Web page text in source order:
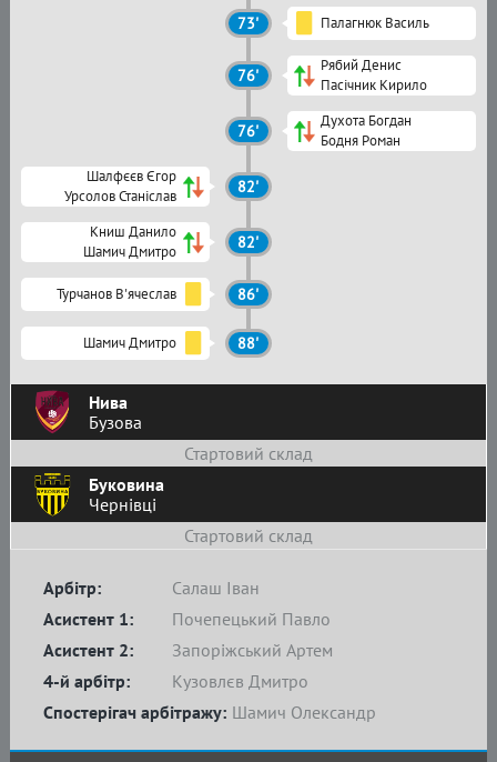
Нива
Бузова
Стартовий склад
73' Палагнюк Василь
76'
Рябий Денис
Пасічник Кирило
76'
Духота Богдан
Бодня Роман
Шалфєєв Єгор
Урсолов Станіслав
82'
Книш Данило
Шамич Дмитро
82'
Турчанов В'ячеслав 86'
Шамич Дмитро 88'
Буковина
Чернівці
Стартовий склад
Арбітр:
Салаш Іван
Асистент 1:
Почепецький Павло
Асистент 2:
Запоріжський Артем
4-й арбітр:
Кузовлєв Дмитро
Спостерігач арбітражу: Шамич Олександр